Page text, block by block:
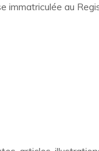
au